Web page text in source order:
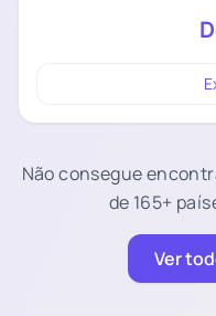
Não consegue
de 165+
Ver